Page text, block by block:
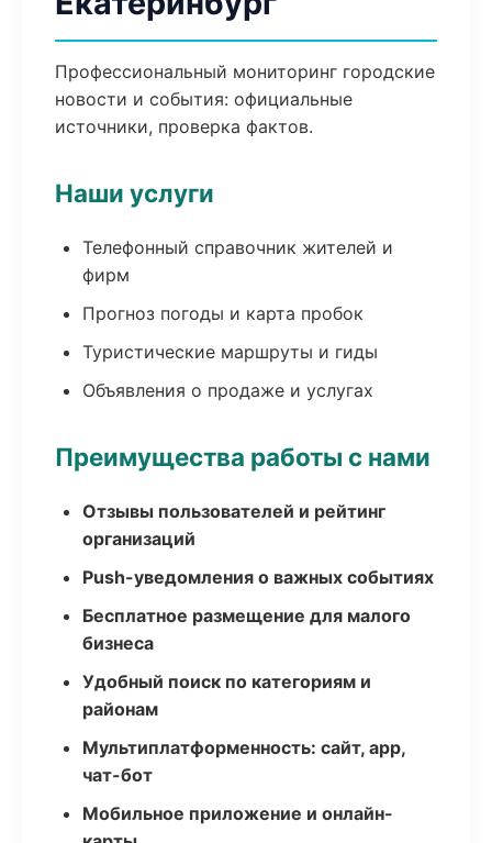
Профессиональный мониторинг городские
новости и события: официальные
источники, проверка фактов.
Наши услуги
Телефонный справочник жителей и
фирм
Прогноз погоды и карта пробок
Туристические маршруты и гиды
Объявления о продаже и услугах
Преимущества работы с нами
Отзывы пользователей и рейтинг
организаций
Push-уведомления о важных событиях
Бесплатное размещение для малого
бизнеса
Удобный поиск по категориям и
районам
Мультиплатформенность: сайт, app,
чат-бот
Мобильное приложение и онлайн-